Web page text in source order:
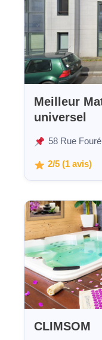
Meilleur
universel
58 Rue
2/5 (1 avis)
CLIMSOM